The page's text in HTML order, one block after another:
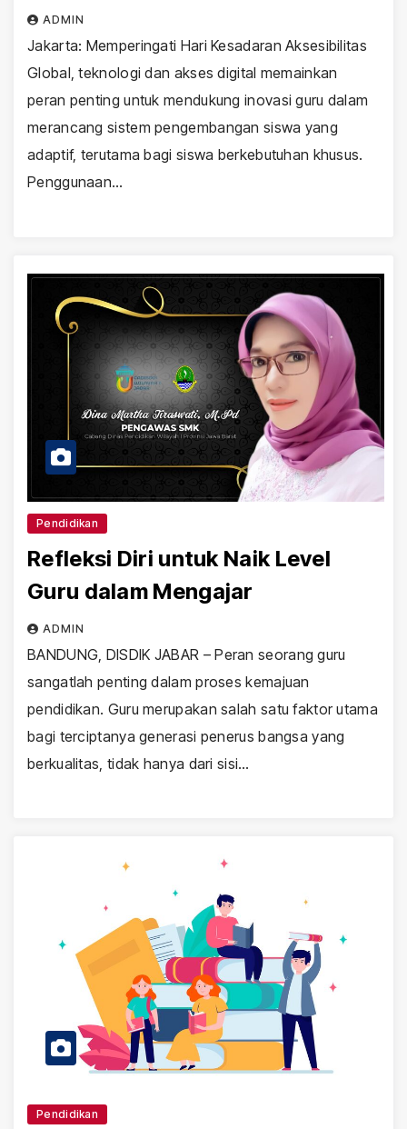
ADMIN
Jakarta: Memperingati Hari Kesadaran Aksesibilitas
Global, teknologi dan akses digital memainkan
peran penting untuk mendukung inovasi guru dalam
merancang sistem pengembangan siswa yang
adaptif, terutama bagi siswa berkebutuhan khusus.
Penggunaan…
Pendidikan
Refleksi Diri untuk Naik Level
Guru dalam Mengajar
ADMIN
BANDUNG, DISDIK JABAR – Peran seorang guru
sangatlah penting dalam proses kemajuan
pendidikan. Guru merupakan salah satu faktor utama
bagi terciptanya generasi penerus bangsa yang
berkualitas, tidak hanya dari sisi…
Pendidikan